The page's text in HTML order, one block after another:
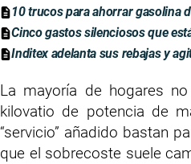
10 trucos para ahorrar gasolina
Cinco gastos silenciosos que
Inditex adelanta sus rebajas y
La mayoría de hogares
kilovatio de potencia de
“servicio” añadido bastan
que el sobrecoste suele